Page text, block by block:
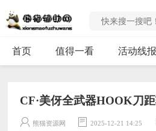
首页 值得一看 活动线报
CF·美伢全武器HOOK刀
熊猫资源网 2025-12-21 14:25